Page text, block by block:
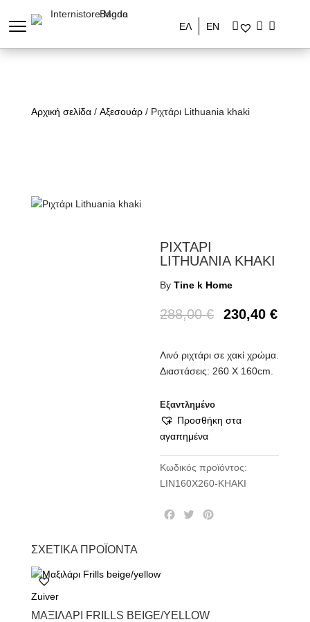
ΕΛ ΕΝ
Αρχική σελίδα/ Αξεσουάρ/ Ριχτάρι Lithuania khaki
ΡΙΧΤΑΡΙ
LITHUANIA KHAKI
ByTine k Home
288,00€ 230,40€
Λινό ριχτάρι σε χακί χρώμα.
Διαστάσεις: 260 Χ 160cm.
Εξαντλημένο
Προσθήκη στα
αγαπημένα
Κωδικός προϊόντος:
LIN160X260-KHAKI
k
T
ΣΧΕΤΙΚΆ ΠΡΟΪΌΝΤΑ
Zuiver
ΜΑΞΙΛΆΡΙ FRILLS BEIGE/YELLOW